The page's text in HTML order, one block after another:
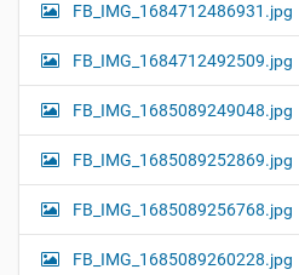
FB_IMG_1684712486931.jpg
FB_IMG_1684712492509.jpg
FB_IMG_1685089249048.jpg
FB_IMG_1685089252869.jpg
FB_IMG_1685089256768.jpg
FB_IMG_1685089260228.jpg